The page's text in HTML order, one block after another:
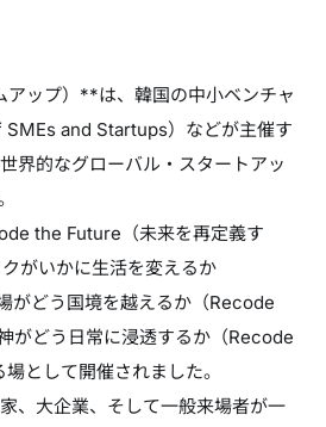
ップ）**は、韓国の中小ベンチャ
and Startups）などが主催す
界的なグローバル・スタートアッ
the Future（未来を再定義す
がいかに生活を変えるか
がどう国境を越えるか（Recode
がどう日常に浸透するか（Recode
として開催されました。
、大企業、そして一般来場者が一